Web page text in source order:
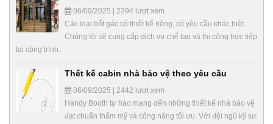
06/09/2025 | 2394 lượt xem
Các loại bốt gác có thiết kế riêng, có yêu cầu khác biệt.
Chúng tôi sẽ cung cấp dịch vụ chế tạo và thi công trực tiếp
tại công trình.
Thết kế cabin nhà bảo vệ theo yêu cầu
06/09/2025 | 2442 lượt xem
Handy Booth tự hào mang đến những thiết kế nhà bảo vệ
đạt chuẩn thẩm mỹ và công năng tối ưu. Với đội ngũ kỹ sư